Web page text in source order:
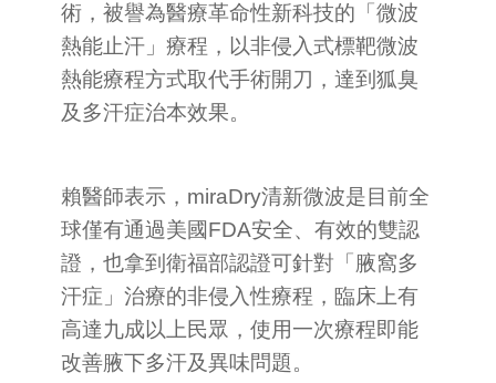
術，被譽為醫療革命性新科技的「微波
熱能止汗」療程，以非侵入式標靶微波
熱能療程方式取代手術開刀，達到狐臭
及多汗症治本效果。
賴醫師表示，miraDry清新微波是目前全
球僅有通過美國FDA安全、有效的雙認
證，也拿到衛福部認證可針對「腋窩多
汗症」治療的非侵入性療程，臨床上有
高達九成以上民眾，使用一次療程即能
改善腋下多汗及異味問題。